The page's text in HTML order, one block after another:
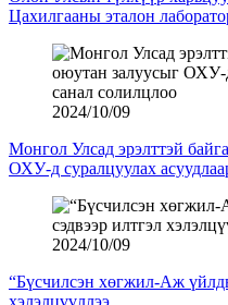
Цахилгааны эталон
2024/10/09
Монгол Улсад эрэлттэй
ОХУ-д суралцуулах
2024/10/09
“Бүсчилсэн хөгжил-Аж
хэлэлцүүллээ